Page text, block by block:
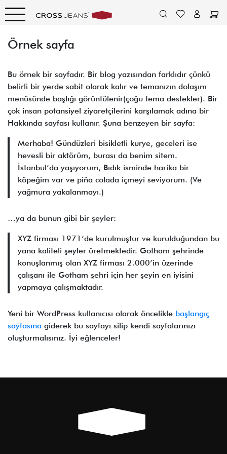
Örnek sayfa
Bu örnek bir sayfadır. Bir blog yazısından farklıdır çünkü
belirli bir yerde sabit olarak kalır ve temanızın dolaşım
menüsünde başlığı görüntülenir(çoğu tema destekler). Bir
çok insan potansiyel ziyaretçilerini karşılamak adına bir
Hakkında sayfası kullanır. Şuna benzeyen bir sayfa:
Merhaba! Gündüzleri bisikletli kurye, geceleri ise
hevesli bir aktörüm, burası da benim sitem.
İstanbul’da yaşıyorum, Bıdık isminde harika bir
köpeğim var ve piña colada içmeyi seviyorum. (Ve
yağmura yakalanmayı.)
…ya da bunun gibi bir şeyler:
XYZ firması 1971’de kurulmuştur ve kurulduğundan bu
yana kaliteli şeyler üretmektedir. Gotham şehrinde
konuşlanmış olan XYZ firması 2.000’in üzerinde
çalışanı ile Gotham şehri için her şeyin en iyisini
yapmaya çalışmaktadır.
Yeni bir WordPress kullanıcısı olarak öncelikle başlangıç
sayfasına giderek bu sayfayı silip kendi sayfalarınızı
oluşturmalısınız. İyi eğlenceler!